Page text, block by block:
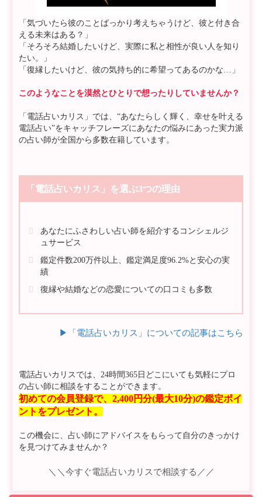
「気づいたら彼のことばっかり考えちゃうけど、彼と付き合
える未来はある？」
「そろそろ結婚したいけど、実際に私と相性が良い人を知り
たい。」
「復縁したいけど、彼の気持ち的に希望ってあるのかな…」
このようなことを漠然とひとりで想ったりしていませんか？
「電話占いカリス」では、“あなたらしく輝く、幸せを叶える
電話占い”をキャッチフレーズにあなたの悩みにあった実力派
の占い師が全国から多数在籍しています。
「電話占いカリス」を選ぶ3つの理由
あなたにふさわしい占い師を紹介するコンシェルジ
ュサービス
鑑定件数200万件以上、鑑定満足度96.2%と安心の実
績
復縁や結婚などの恋愛についての口コミも多数
▶︎「電話占いカリス」についての記事はこちら
電話占いカリスでは、24時間365日どこにいても気軽にプロ
の占い師に相談をすることができます。
初めての会員登録で、2,400円分(最大10分)の鑑定ポイ
ントをプレゼント。
この機会に、占い師にアドバイスをもらって自分のきっかけ
を見つけてみませんか？
＼＼今すぐ電話占いカリスで相談する／／